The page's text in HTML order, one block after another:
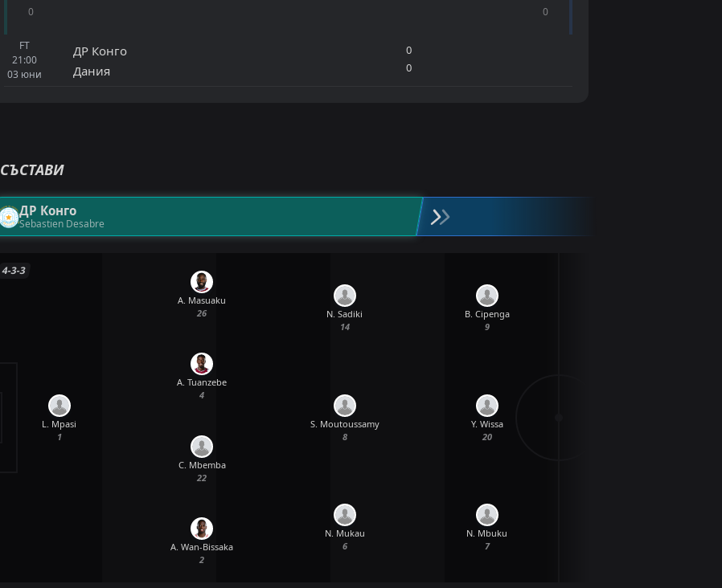
0
0
FT
21:00
03 юни
ДР Конго
Дания
0
0
СЪСТАВИ
ДР Конго
Sebastien Desabre
4-3-3
L. Mpasi
1
A. Wan-Bissaka
2
C. Mbemba
22
A. Tuanzebe
4
A. Masuaku
26
N. Mukau
6
S. Moutoussamy
8
N. Sadiki
14
N. Mbuku
7
Y. Wissa
20
B. Cipenga
9